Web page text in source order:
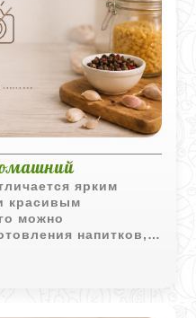
ярким
красивым
можно
напитков,
блюд.